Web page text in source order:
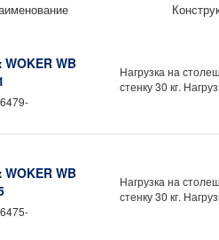
и прочие навесные аксессуары.
Габариты ВхШхГ, мм:
большинства российских
и аксессуары. (Смотреть
серый RAL7016/светло-серый
WOKER WB
Нагрузка на
стенку 30 кг.
WOKER WB
Нагрузка на
стенку 30 кг.